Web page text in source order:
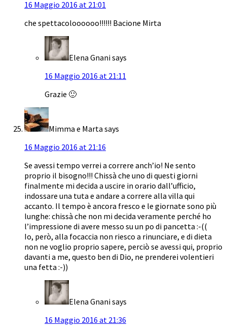
16 Maggio 2016 at 21:01
che spettacoloooooo!!!!!! Bacione Mirta
Elena Gnanisays
16 Maggio 2016 at 21:11
Grazie 🙂
Mimma e Marta says
16 Maggio 2016 at 21:16
Se avessi tempo verrei a correre anch’io! Ne sento
proprio il bisogno!!! Chissà che uno di questi giorni
finalmente mi decida a uscire in orario dall’ufficio,
indossare una tuta e andare a correre alla villa qui
accanto. Il tempo è ancora fresco e le giornate sono più
lunghe: chissà che non mi decida veramente perché ho
l’impressione di avere messo su un po di pancetta :-((
Io, però, alla focaccia non riesco a rinunciare, e di dieta
non ne voglio proprio sapere, perciò se avessi qui, proprio
davanti a me, questo ben di Dio, ne prenderei volentieri
una fetta :-))
Elena Gnanisays
16 Maggio 2016 at 21:36